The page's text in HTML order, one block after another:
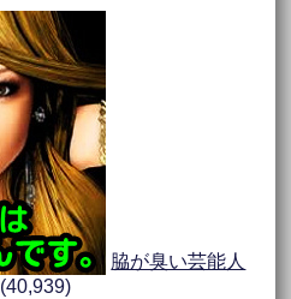
脇が臭い芸能人
(40,939)